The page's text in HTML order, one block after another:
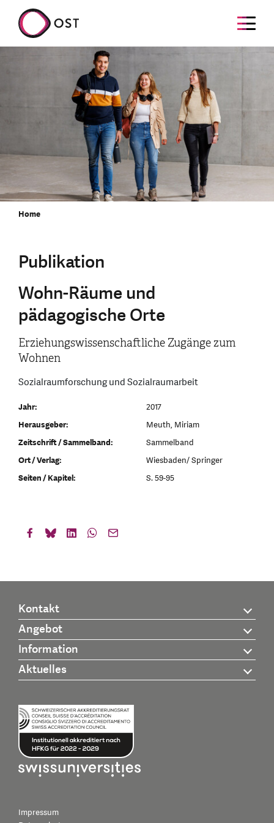
Home
Publikation
Wohn-Räume und
pädagogische Orte
Erziehungswissenschaftliche Zugänge zum
Wohnen
Sozialraumforschung und Sozialraumarbeit
Jahr:
2017
Herausgeber:
Meuth, Miriam
Zeitschrift / Sammelband:
Sammelband
Ort / Verlag:
Wiesbaden/ Springer
Seiten / Kapitel:
S. 59-95
Kontakt
Angebot
Information
Aktuelles
Impressum